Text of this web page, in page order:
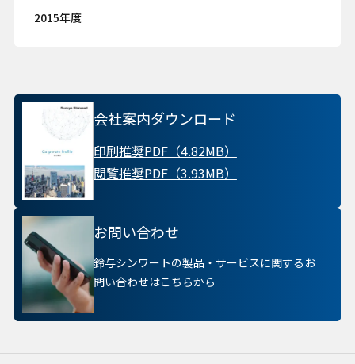
2015年度
会社案内ダウンロード
印刷推奨PDF（4.82MB）
閲覧推奨PDF（3.93MB）
お問い合わせ
鈴与シンワートの製品・サービスに関するお
問い合わせはこちらから